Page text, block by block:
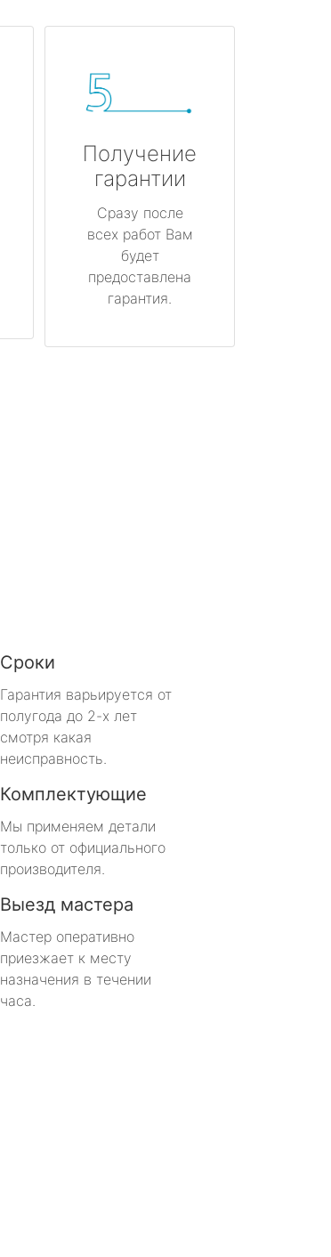
Получение
гарантии
Сразу после
всех работ Вам
будет
предоставлена
гарантия.
Сроки
Гарантия варьируется от
полугода до 2-х лет
смотря какая
неисправность.
Комплектующие
Мы применяем детали
только от официального
производителя.
Выезд мастера
Мастер оперативно
приезжает к месту
назначения в течении
часа.